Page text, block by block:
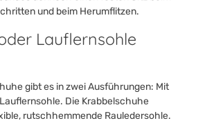
und beim Herumflitzen.
Lauflernsohle
gibt es in zwei Ausführungen: Mit
Die Krabbelschuhe
rutschhemmende Rauledersohle.